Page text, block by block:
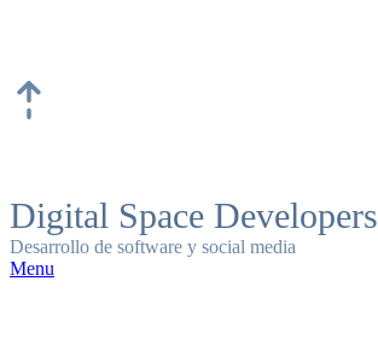
Digital Space Developers
Desarrollo de software y social media
Menu